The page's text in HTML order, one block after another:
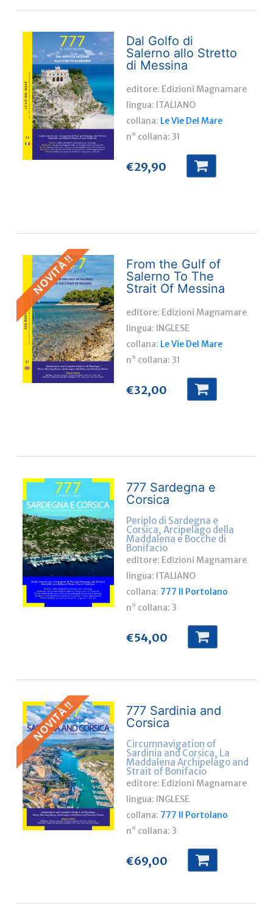
Dal Golfo di
Salerno allo Stretto
di Messina
editore: Edizioni Magnamare
lingua: ITALIANO
collana: Le Vie Del Mare
n° collana: 31
€29,90
NOVITÀ !!
From the Gulf of
Salerno To The
Strait Of Messina
editore: Edizioni Magnamare
lingua: INGLESE
collana: Le Vie Del Mare
n° collana: 31
€32,00
777 Sardegna e
Corsica
Periplo di Sardegna e
Corsica, Arcipelago della
Maddalena e Bocche di
Bonifacio
editore: Edizioni Magnamare
lingua: ITALIANO
collana: 777 Il Portolano
n° collana: 3
€54,00
NOVITÀ !!
777 Sardinia and
Corsica
Circumnavigation of
Sardinia and Corsica, La
Maddalena Archipelago and
Strait of Bonifacio
editore: Edizioni Magnamare
lingua: INGLESE
collana: 777 Il Portolano
n° collana: 3
€69,00